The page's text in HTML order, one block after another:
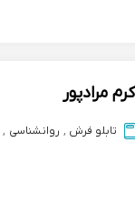
مرادپور
تابلو فرش , روانشناسی ,